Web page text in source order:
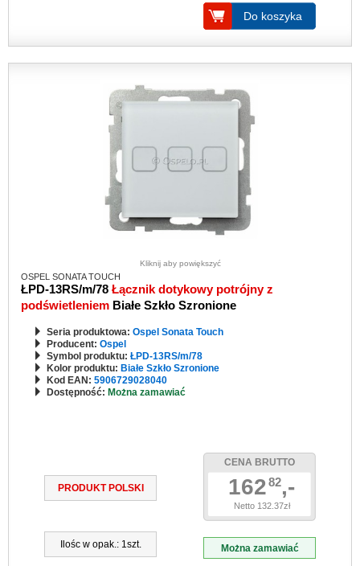
Do koszyka
Kliknij aby powiększyć
OSPEL SONATA TOUCH
ŁPD-13RS/m/78 Łącznik dotykowy potrójny z
podświetleniem Białe Szkło Szronione
Seria produktowa: Ospel Sonata Touch
Producent: Ospel
Symbol produktu: ŁPD-13RS/m/78
Kolor produktu: Białe Szkło Szronione
Kod EAN: 5906729028040
Dostępność: Można zamawiać
PRODUKT POLSKI
Ilośc w opak.: 1szt.
CENA BRUTTO
16282,-
Netto 132.37zł
Można zamawiać